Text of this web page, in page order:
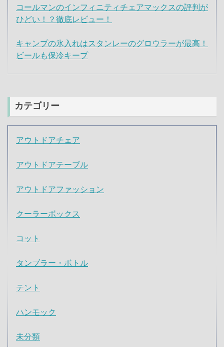
コールマンのインフィニティチェアマックスの評判が
ひどい！？徹底レビュー！
キャンプの氷入れはスタンレーのグロウラーが最高！
ビールも保冷キープ
カテゴリー
アウトドアチェア
アウトドアテーブル
アウトドアファッション
クーラーボックス
コット
タンブラー・ボトル
テント
ハンモック
未分類